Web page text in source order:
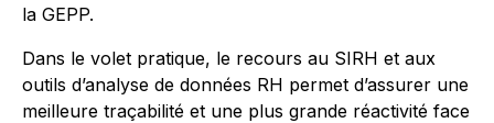
la GEPP.
Dans le volet pratique, le recours au SIRH et aux
outils d’analyse de données RH permet d’assurer une
meilleure traçabilité et une plus grande réactivité face